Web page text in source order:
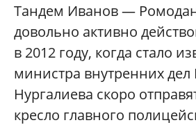
Тандем Иванов —
довольно активно
в 2012 году, когда стало
министра внутренних
Нургалиева скоро
кресло главного